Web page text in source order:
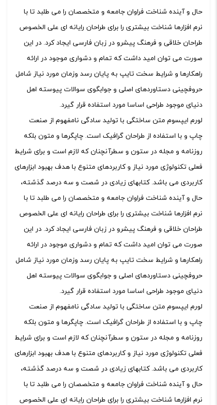
حال و آینده شناخت فراوان جامعه و متخصصان را می طلبد تا با
نرم افزارها شناخت بیشتری را برای طراحان رایانه ای علی الخصوص
طراحان خلاقی و فرهنگ پیشرو در زبان فارسی ایجاد کرد. در این
صورت می توان امید داشت که تمام و دشواری موجود در ارائه
راهکارها و شرایط سخت تایپ به پایان رسد وزمان مورد نیاز شامل
حروفچینی دستاوردهای اصلی و جوابگوی سوالات پیوسته اهل
دنیای موجود طراحی اساسا مورد استفاده قرار گیرد.
لورم ایپسوم متن ساختگی با تولید سادگی نامفهوم از صنعت
چاپ و با استفاده از طراحان گرافیک است. چاپگرها و متون بلکه
روزنامه و مجله در ستون و سطرآنچنان که لازم است و برای شرایط
فعلی تکنولوژی مورد نیاز و کاربردهای متنوع با هدف بهبود ابزارهای
کاربردی می باشد. کتابهای زیادی در شصت و سه درصد گذشته،
حال و آینده شناخت فراوان جامعه و متخصصان را می طلبد تا با
نرم افزارها شناخت بیشتری را برای طراحان رایانه ای علی الخصوص
طراحان خلاقی و فرهنگ پیشرو در زبان فارسی ایجاد کرد. در این
صورت می توان امید داشت که تمام و دشواری موجود در ارائه
راهکارها و شرایط سخت تایپ به پایان رسد وزمان مورد نیاز شامل
حروفچینی دستاوردهای اصلی و جوابگوی سوالات پیوسته اهل
دنیای موجود طراحی اساسا مورد استفاده قرار گیرد.
لورم ایپسوم متن ساختگی با تولید سادگی نامفهوم از صنعت
چاپ و با استفاده از طراحان گرافیک است. چاپگرها و متون بلکه
روزنامه و مجله در ستون و سطرآنچنان که لازم است و برای شرایط
فعلی تکنولوژی مورد نیاز و کاربردهای متنوع با هدف بهبود ابزارهای
کاربردی می باشد. کتابهای زیادی در شصت و سه درصد گذشته،
حال و آینده شناخت فراوان جامعه و متخصصان را می طلبد تا با
نرم افزارها شناخت بیشتری را برای طراحان رایانه ای علی الخصوص